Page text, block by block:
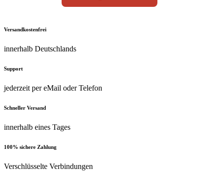
Versandkostenfrei
innerhalb Deutschlands
Support
jederzeit per eMail oder Telefon
Schneller Versand
innerhalb eines Tages
100% sichere Zahlung
Verschlüsselte Verbindungen